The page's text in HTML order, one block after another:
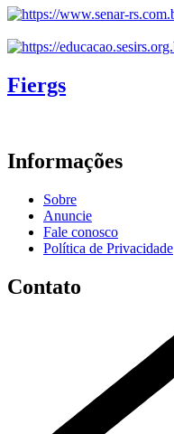
Fiergs
Informações
Sobre
Anuncie
Fale conosco
Política de Privacidade
Contato